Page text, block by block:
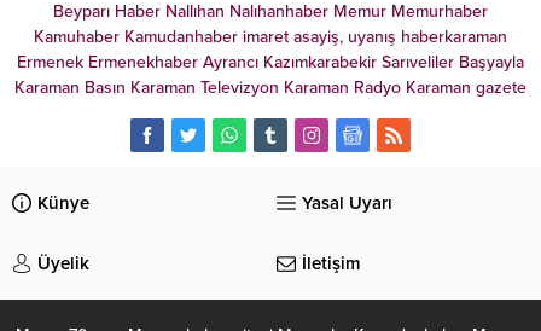
Beyparı Haber Nallıhan Nalıhanhaber Memur Memurhaber
Kamuhaber Kamudanhaber imaret asayiş, uyanış haberkaraman
Ermenek Ermenekhaber Ayrancı Kazımkarabekir Sarıveliler Başyayla
Karaman Basın Karaman Televizyon Karaman Radyo Karaman gazete
Künye Yasal Uyarı
Üyelik İletişim